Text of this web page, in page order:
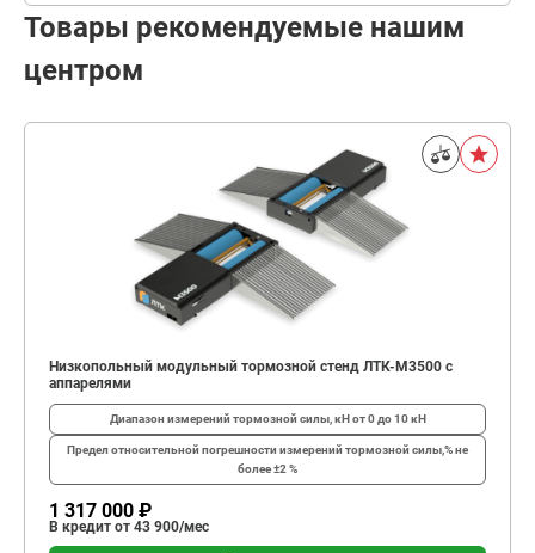
Товары рекомендуемые нашим
центром
Низкопольный модульный тормозной стенд ЛТК-М3500 с
аппарелями
Диапазон измерений тормозной силы, кНот 0 до 10 кН
Предел относительной погрешности измерений тормозной силы,%не
более ±2 %
1 317 000 ₽
В кредит от 43 900/мес